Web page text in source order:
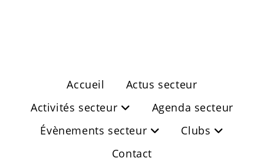
Accueil
Actus secteur
Activités secteur
Agenda secteur
Évènements secteur
Clubs
Contact